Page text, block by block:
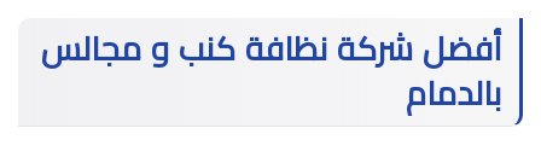
أفضل شركة نظافة كنب و مجالس
بالدمام